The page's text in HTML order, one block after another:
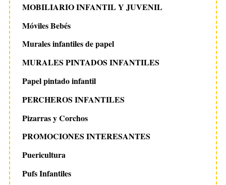
MOBILIARIO INFANTIL Y JUVENIL
Móviles Bebés
Murales infantiles de papel
MURALES PINTADOS INFANTILES
Papel pintado infantil
PERCHEROS INFANTILES
Pizarras y Corchos
PROMOCIONES INTERESANTES
Puericultura
Pufs Infantiles